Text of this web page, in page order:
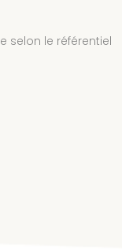
selon le référentiel